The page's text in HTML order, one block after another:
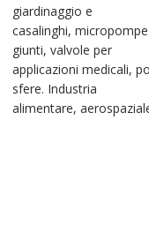
giardinaggio e
casalinghi,
giunti, valvole per
applicazioni medicali,
sfere. Industria
alimentare,